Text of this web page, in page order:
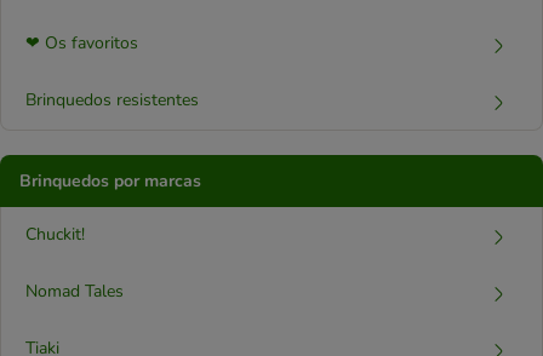
❤ Os favoritos
Brinquedos resistentes
Brinquedos por marcas
Chuckit!
Nomad Tales
Tiaki